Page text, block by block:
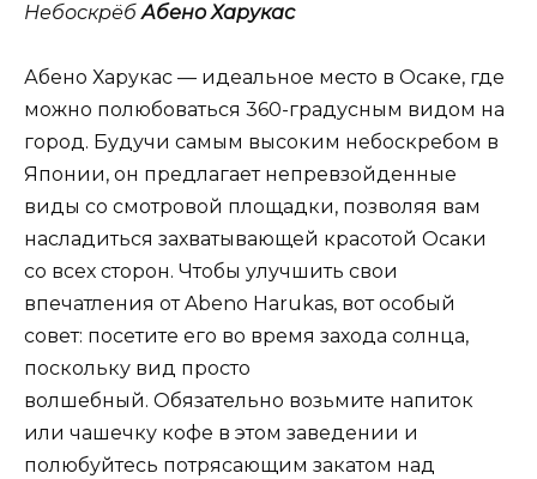
НебоскрёбАбено Харукас
Абено Харукас — идеальное место в Осаке, где
можно полюбоваться 360-градусным видом на
город. Будучи самым высоким небоскребом в
Японии, он предлагает непревзойденные
виды со смотровой площадки, позволяя вам
насладиться захватывающей красотой Осаки
со всех сторон. Чтобы улучшить свои
впечатления от Abeno Harukas, вот особый
совет: посетите его во время захода солнца,
поскольку вид просто
волшебный. Обязательно возьмите напиток
или чашечку кофе в этом заведении и
полюбуйтесь потрясающим закатом над